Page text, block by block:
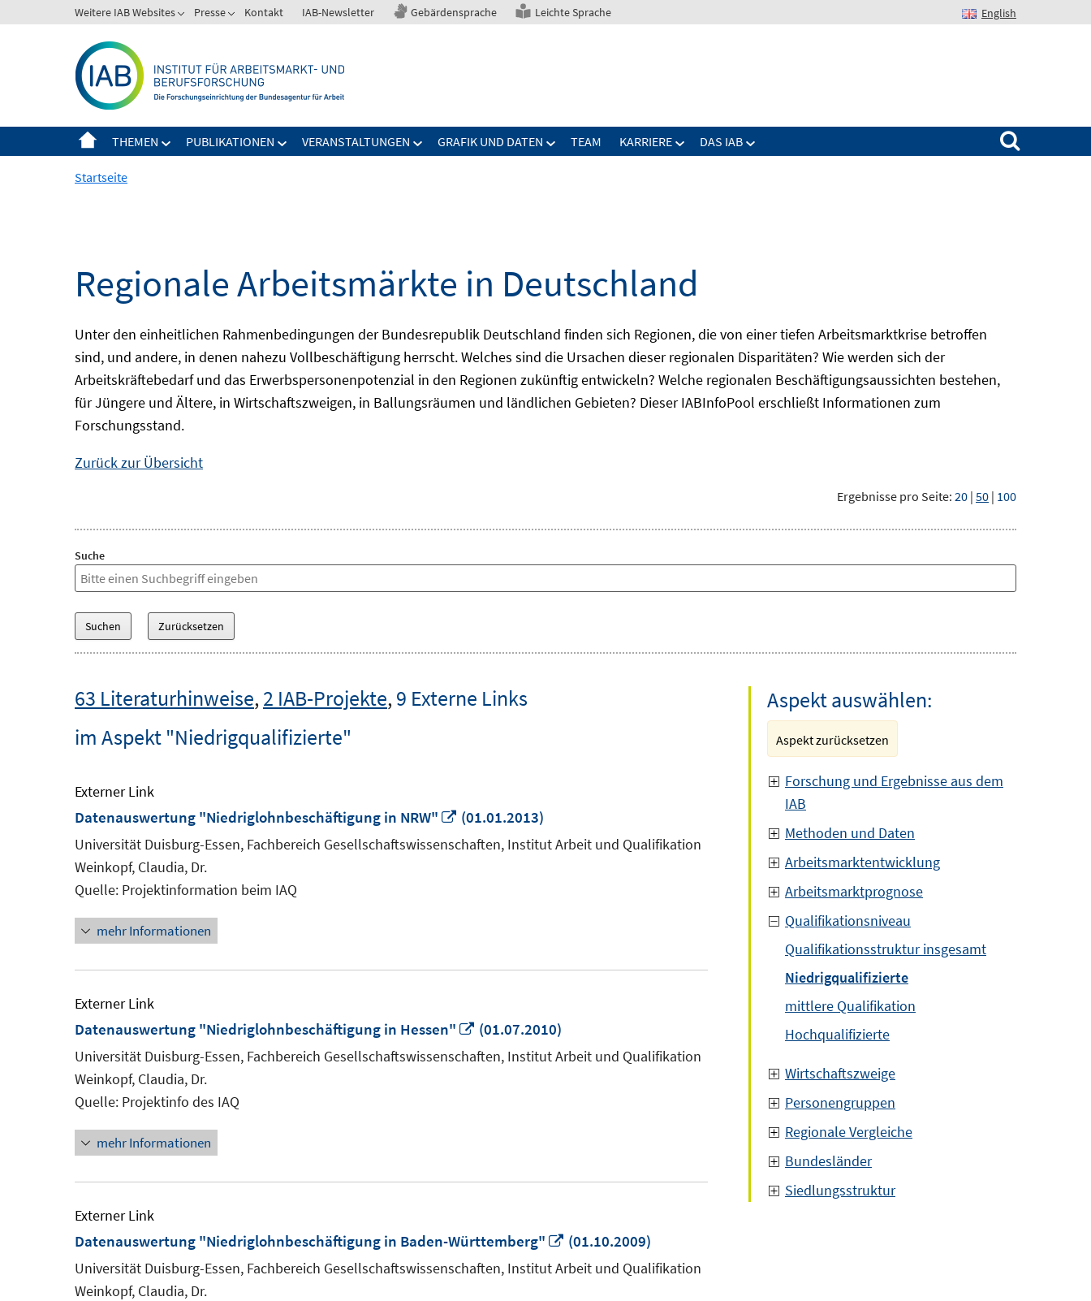
zum
Weitere IAB Websites Presse Kontakt IAB-Newsletter Gebärdensprache Leichte Sprache English
THEMEN PUBLIKATIONEN VERANSTALTUNGEN GRAFIK UND DATEN TEAM KARRIERE DAS IAB
Suchen nach:
Startseite
Regionale Arbeitsmärkte in Deutschland
Unter den einheitlichen Rahmenbedingungen der Bundesrepublik Deutschland finden sich Regionen, die von einer tiefen Arbeitsmarktkrise betroffen
sind, und andere, in denen nahezu Vollbeschäftigung herrscht. Welches sind die Ursachen dieser regionalen Disparitäten? Wie werden sich der
Arbeitskräftebedarf und das Erwerbspersonenpotenzial in den Regionen zukünftig entwickeln? Welche regionalen Beschäftigungsaussichten bestehen,
für Jüngere und Ältere, in Wirtschaftszweigen, in Ballungsräumen und ländlichen Gebieten? DieserIABInfoPool erschließt Informationen zum
Forschungsstand.
Zurück zur Übersicht
Ergebnisse pro Seite: 20 | 50 | 100
Suche
63 Literaturhinweise,2 IAB-Projekte,9 Externe Links
im Aspekt "Niedrigqualifizierte"
Externer Link
Datenauswertung "Niedriglohnbeschäftigung in NRW"
In
neuem
(01.01.2013)
Universität Duisburg-Essen, Fachbereich Gesellschaftswissenschaften, Institut Arbeit und Qualifikation
Weinkopf, Claudia, Dr.
Quelle: Projektinformation beim IAQ
mehr Informationen
Externer Link
Datenauswertung "Niedriglohnbeschäftigung in Hessen"
In
neuem
(01.07.2010)
Universität Duisburg-Essen, Fachbereich Gesellschaftswissenschaften, Institut Arbeit und Qualifikation
Weinkopf, Claudia, Dr.
Quelle: Projektinfo des IAQ
mehr Informationen
Externer Link
Datenauswertung "Niedriglohnbeschäftigung in Baden-Württemberg"
In
neuem
(01.10.2009)
Universität Duisburg-Essen, Fachbereich Gesellschaftswissenschaften, Institut Arbeit und Qualifikation
Weinkopf, Claudia, Dr.
Aspekt auswählen:
Aspekt zurücksetzen
Forschung und Ergebnisse aus dem
IAB
Methoden und Daten
Arbeitsmarktentwicklung
Arbeitsmarktprognose
Qualifikationsniveau
Qualifikationsstruktur insgesamt
Niedrigqualifizierte
mittlere Qualifikation
Hochqualifizierte
Wirtschaftszweige
Personengruppen
Regionale Vergleiche
Bundesländer
Siedlungsstruktur